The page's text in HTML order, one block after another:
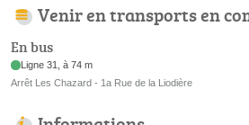
Venir en transports en
En bus
Ligne 31, à 74 m
Arrêt Les Chazard - 1a Rue de la Liodière